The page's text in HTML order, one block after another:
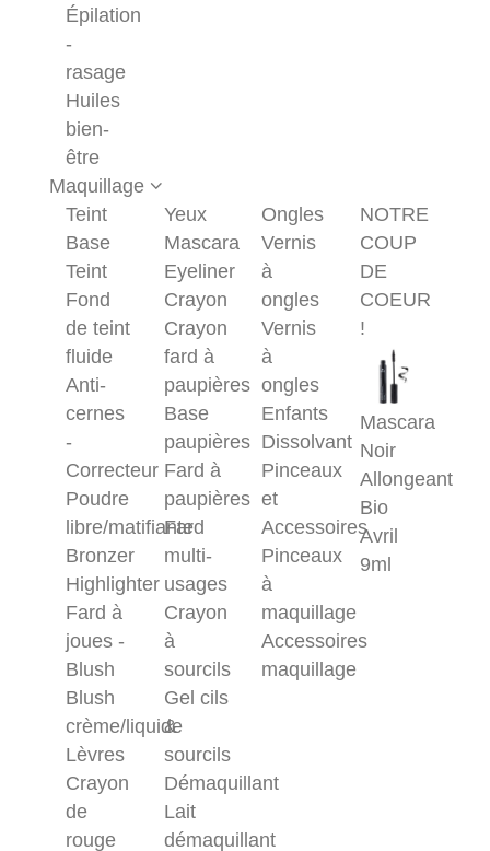
Épilation
-
rasage
Huiles
bien-
être
Maquillage
Teint
Base
Teint
Fond
de teint
fluide
Anti-
cernes
-
Correcteur
Poudre
libre/matifiante
Bronzer
Highlighter
Fard à
joues -
Blush
Blush
crème/liquide
Lèvres
Crayon
de
rouge
Yeux
Mascara
Eyeliner
Crayon
Crayon
fard à
paupières
Base
paupières
Fard à
paupières
Fard
multi-
usages
Crayon
à
sourcils
Gel cils
&
sourcils
Démaquillant
Lait
démaquillant
Ongles
Vernis
à
ongles
Vernis
à
ongles
Enfants
Dissolvant
Pinceaux
et
Accessoires
Pinceaux
à
maquillage
Accessoires
maquillage
NOTRE
COUP
DE
COEUR
!
Mascara
Noir
Allongeant
Bio
Avril
9ml